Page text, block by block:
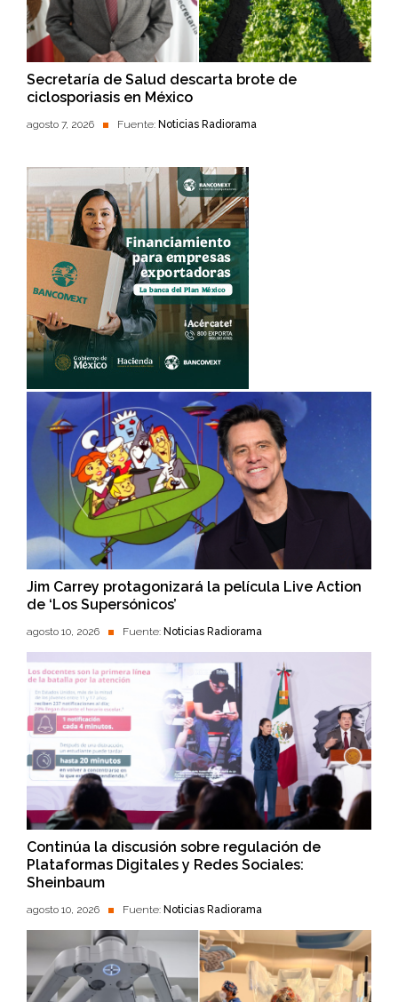
Secretaría de Salud descarta brote de
ciclosporiasis en México
agosto 7, 2026 Fuente: Noticias Radiorama
Jim Carrey protagonizará la película Live Action
de ‘Los Supersónicos’
agosto 10, 2026 Fuente: Noticias Radiorama
Continúa la discusión sobre regulación de
Plataformas Digitales y Redes Sociales:
Sheinbaum
agosto 10, 2026 Fuente: Noticias Radiorama